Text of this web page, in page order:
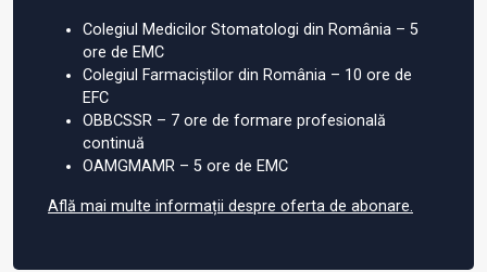
Colegiul Medicilor Stomatologi din România – 5
ore de EMC
Colegiul Farmaciștilor din România – 10 ore de
EFC
OBBCSSR – 7 ore de formare profesională
continuă
OAMGMAMR – 5 ore de EMC
Află mai multe informații despre oferta de abonare.